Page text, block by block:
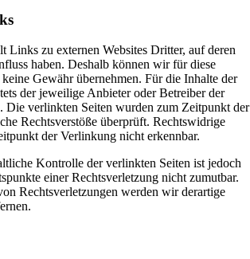
Links zu externen Websites Dritter, auf deren
haben. Deshalb können wir für diese
Gewähr übernehmen. Für die Inhalte der
der jeweilige Anbieter oder Betreiber der
Die verlinkten Seiten wurden zum Zeitpunkt der
Rechtsverstöße überprüft. Rechtswidrige
der Verlinkung nicht erkennbar.
Kontrolle der verlinkten Seiten ist jedoch
einer Rechtsverletzung nicht zumutbar.
Rechtsverletzungen werden wir derartige